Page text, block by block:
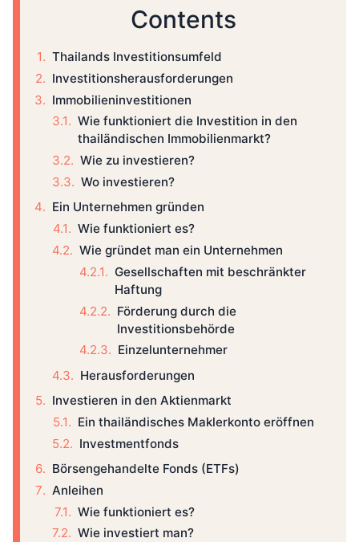
Contents
Thailands Investitionsumfeld
Investitionsherausforderungen
Immobilieninvestitionen
Wie funktioniert die Investition in den
thailändischen Immobilienmarkt?
Wie zu investieren?
Wo investieren?
Ein Unternehmen gründen
Wie funktioniert es?
Wie gründet man ein Unternehmen
Gesellschaften mit beschränkter
Haftung
Förderung durch die
Investitionsbehörde
Einzelunternehmer
Herausforderungen
Investieren in den Aktienmarkt
Ein thailändisches Maklerkonto eröffnen
Investmentfonds
Börsengehandelte Fonds (ETFs)
Anleihen
Wie funktioniert es?
Wie investiert man?